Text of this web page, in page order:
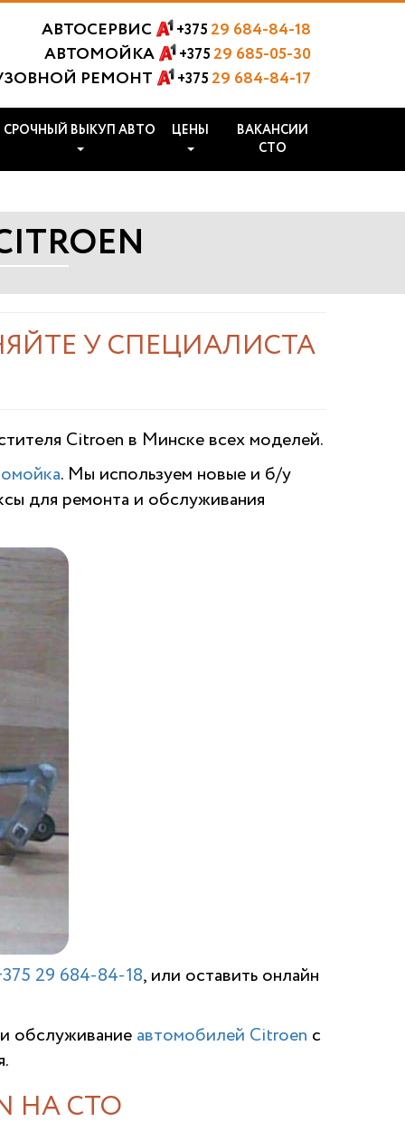
АВТОСЕРВИС +375 29 684-84-18
АВТОМОЙКА
+375 29 685-05-30
РЕМОНТ
+375 29 684-84-17
СРОЧНЫЙ ВЫКУП АВТО ЦЕНЫ
ВАКАНСИИ
СТО
У СПЕЦИАЛИСТА
Citroen в Минске всех моделей.
. Мы используем новые и б/у
для ремонта и обслуживания
29 684-84-18, или оставить онлайн
обслуживание автомобилей Citroen с
НА СТО